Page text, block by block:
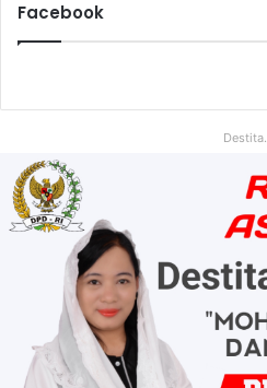
Facebook
Destita.